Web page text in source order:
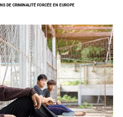
DE CRIMINALITÉ FORCÉE EN EUROPE